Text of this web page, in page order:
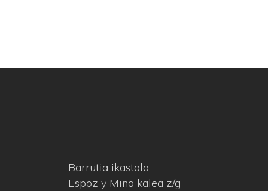
Barrutia ikastola
Espoz y Mina kalea z/g